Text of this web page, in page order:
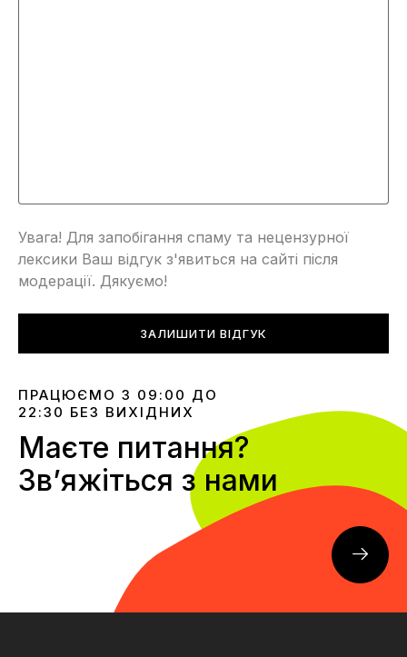
Увага! Для запобігання спаму та нецензурної
лексики Ваш відгук з'явиться на сайті після
модерації. Дякуємо!
ЗАЛИШИТИ ВІДГУК
ПРАЦЮЄМО З 09:00 ДО
22:30 БЕЗ ВИХІДНИХ
Маєте питання?
Звʼяжіться з нами